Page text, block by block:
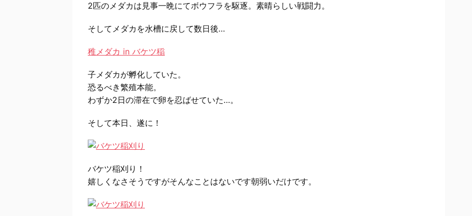
2匹のメダカは見事一晩にてボウフラを駆逐。素晴らしい戦闘力。
そしてメダカを水槽に戻して数日後…
稚メダカ in バケツ稲
子メダカが孵化していた。
恐るべき繁殖本能。
わずか2日の滞在で卵を忍ばせていた…。
そして本日、遂に！
バケツ稲刈り！
嬉しくなさそうですがそんなことはないです朝弱いだけです。